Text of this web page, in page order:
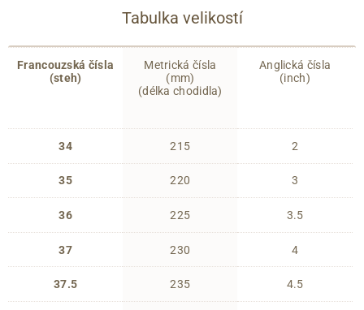
Tabulka velikostí
Francouzská čísla
(steh)
34
35
36
37
37.5
Metrická čísla
(mm)
(délka chodidla)
215
220
225
230
235
Anglická čísla
(inch)
2
3
3.5
4
4.5